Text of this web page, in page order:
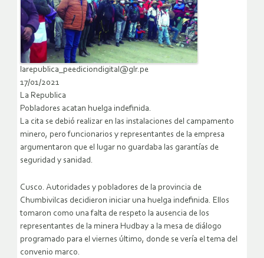
larepublica_peediciondigital@glr.pe
17/01/2021
La Republica
Pobladores acatan huelga indefinida.
La cita se debió realizar en las instalaciones del campamento
minero, pero funcionarios y representantes de la empresa
argumentaron que el lugar no guardaba las garantías de
seguridad y sanidad.
Cusco. Autoridades y pobladores de la provincia de
Chumbivilcas decidieron iniciar una huelga indefinida. Ellos
tomaron como una falta de respeto la ausencia de los
representantes de la minera Hudbay a la mesa de diálogo
programado para el viernes último, donde se vería el tema del
convenio marco.